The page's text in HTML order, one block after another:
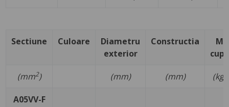
Sectiune Culoare
Diametru
exterior
Constructia
(mm2) (mm) (mm)
A05VV-F